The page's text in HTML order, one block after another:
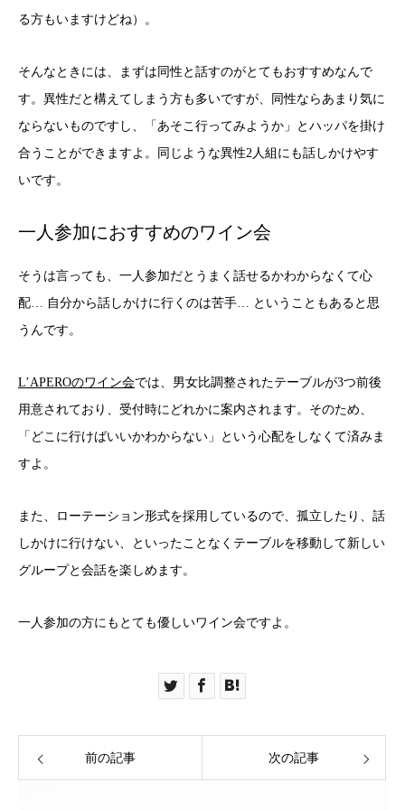
る方もいますけどね）。
そんなときには、まずは同性と話すのがとてもおすすめなんで
す。異性だと構えてしまう方も多いですが、同性ならあまり気に
ならないものですし、「あそこ行ってみようか」とハッパを掛け
合うことができますよ。同じような異性2人組にも話しかけやす
いです。
一人参加におすすめのワイン会
そうは言っても、一人参加だとうまく話せるかわからなくて心
配… 自分から話しかけに行くのは苦手… ということもあると思
うんです。
L’APEROのワイン会では、男女比調整されたテーブルが3つ前後
用意されており、受付時にどれかに案内されます。そのため、
「どこに行けばいいかわからない」という心配をしなくて済みま
すよ。
また、ローテーション形式を採用しているので、孤立したり、話
しかけに行けない、といったことなくテーブルを移動して新しい
グループと会話を楽しめます。
一人参加の方にもとても優しいワイン会ですよ。
前の記事 次の記事